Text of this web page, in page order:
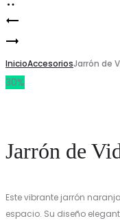
Product
navigation
Vidrio
Naranja
Jarrón
de
Vidrio
InicioAccesoriosJarrón de
30%
Jarrón de
Este vibrante jarrón
espacio. Su diseño